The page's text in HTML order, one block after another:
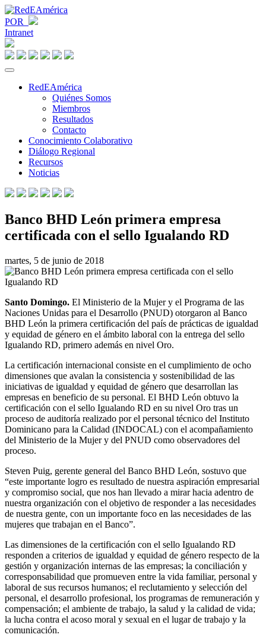
POR
Intranet
RedEAmérica
Quiénes Somos
Miembros
Resultados
Contacto
Conocimiento Colaborativo
Diálogo Regional
Recursos
Noticias
Banco BHD León primera empresa
certificada con el sello Igualando RD
martes, 5 de junio de 2018
Santo Domingo. El Ministerio de la Mujer y el Programa de las
Naciones Unidas para el Desarrollo (PNUD) otorgaron al Banco
BHD León la primera certificación del país de prácticas de igualdad
y equidad de género en el ámbito laboral con la entrega del sello
Igualando RD, primero además en nivel Oro.
La certificación internacional consiste en el cumplimiento de ocho
dimensiones que avalan la consistencia y sostenibilidad de las
iniciativas de igualdad y equidad de género que desarrollan las
empresas en beneficio de su personal. El BHD León obtuvo la
certificación con el sello Igualando RD en su nivel Oro tras un
proceso de auditoría realizado por el personal técnico del Instituto
Dominicano para la Calidad (INDOCAL) con el acompañamiento
del Ministerio de la Mujer y del PNUD como observadores del
proceso.
Steven Puig, gerente general del Banco BHD León, sostuvo que
“este importante logro es resultado de nuestra aspiración empresarial
y compromiso social, que nos han llevado a mirar hacia adentro de
nuestra organización con el objetivo de responder a las necesidades
de nuestra gente, con un importante foco en las necesidades de las
mujeres que trabajan en el Banco”.
Las dimensiones de la certificación con el sello Igualando RD
responden a criterios de igualdad y equidad de género respecto de la
gestión y organización internas de las empresas; la conciliación y
corresponsabilidad que promueven entre la vida familiar, personal y
laboral de sus recursos humanos; el reclutamiento y selección del
personal, el desarrollo profesional, los programas de remuneración y
compensación; el ambiente de trabajo, la salud y la calidad de vida;
la lucha contra el acoso moral y sexual en el lugar de trabajo y la
comunicación.